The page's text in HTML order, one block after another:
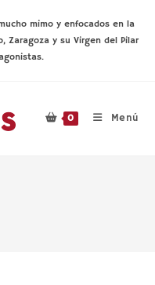
mimo y enfocados en la
Zaragoza y su Virgen del Pilar
0 Menú